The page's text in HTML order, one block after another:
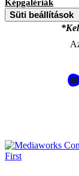
Képgalériák
Süti beállítások